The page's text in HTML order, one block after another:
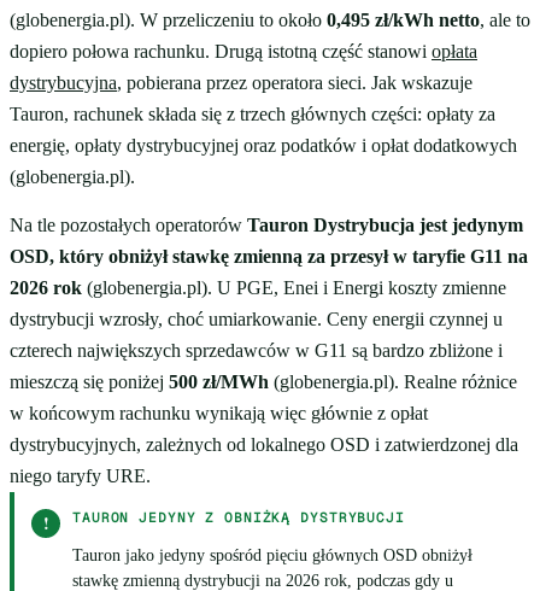
(globenergia.pl). W przeliczeniu to około 0,495 zł/kWh netto, ale to
dopiero połowa rachunku. Drugą istotną część stanowi opłata
dystrybucyjna, pobierana przez operatora sieci. Jak wskazuje
Tauron, rachunek składa się z trzech głównych części: opłaty za
energię, opłaty dystrybucyjnej oraz podatków i opłat dodatkowych
(globenergia.pl).
Na tle pozostałych operatorów Tauron Dystrybucja jest jedynym
OSD, który obniżył stawkę zmienną za przesył w taryfie G11 na
2026 rok (globenergia.pl). U PGE, Enei i Energi koszty zmienne
dystrybucji wzrosły, choć umiarkowanie. Ceny energii czynnej u
czterech największych sprzedawców w G11 są bardzo zbliżone i
mieszczą się poniżej 500 zł/MWh (globenergia.pl). Realne różnice
w końcowym rachunku wynikają więc głównie z opłat
dystrybucyjnych, zależnych od lokalnego OSD i zatwierdzonej dla
niego taryfy URE.
! TAURON JEDYNY Z OBNIŻKĄ DYSTRYBUCJI
Tauron jako jedyny spośród pięciu głównych OSD obniżył
stawkę zmienną dystrybucji na 2026 rok, podczas gdy u